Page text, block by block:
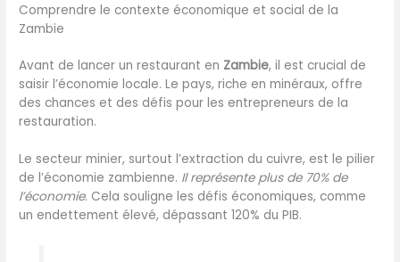
Comprendre le contexte économique et social de la
Zambie
Avant de lancer un restaurant en Zambie, il est crucial de
saisir l’économie locale. Le pays, riche en minéraux, offre
des chances et des défis pour les entrepreneurs de la
restauration.
Le secteur minier, surtout l’extraction du cuivre, est le pilier
de l’économie zambienne. Il représente plus de 70% de
l’économie. Cela souligne les défis économiques, comme
un endettement élevé, dépassant 120% du PIB.